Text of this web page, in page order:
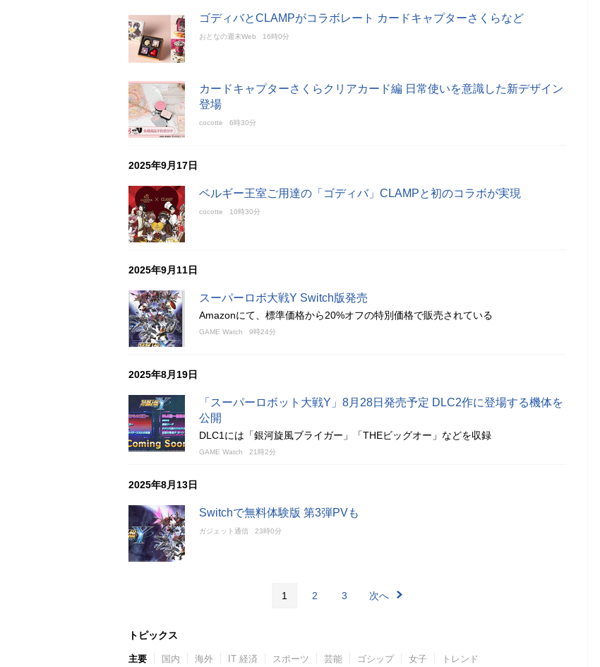
ゴディバとCLAMPがコラボレート カードキャプターさくらなど
おとなの週末Web 16時0分
カードキャプターさくらクリアカード編 日常使いを意識した新デザイン
登場
cocotte 6時30分
2025年9月17日
ベルギー王室ご用達の「ゴディバ」CLAMPと初のコラボが実現
cocotte 10時30分
2025年9月11日
スーパーロボ大戦Y Switch版発売
Amazonにて、標準価格から20%オフの特別価格で販売されている
GAME Watch 9時24分
2025年8月19日
「スーパーロボット大戦Y」8月28日発売予定 DLC2作に登場する機体を
公開
DLC1には「銀河旋風ブライガー」「THEビッグオー」などを収録
GAME Watch 21時2分
2025年8月13日
Switchで無料体験版 第3弾PVも
ガジェット通信 23時0分
1 2 3 次へ
トピックス
主要 国内 海外 IT 経済 スポーツ 芸能 ゴシップ 女子 トレンド